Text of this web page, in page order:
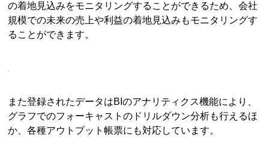
の着地見込みをモニタリングすることができるため、会社
規模での未来の売上や利益の着地見込みもモニタリングす
ることができます。
また登録されたデータはBIのアナリティクス機能により、
グラフでのフォーキャストのドリルダウン分析も行えるほ
か、各種アウトプット帳票にも対応しています。